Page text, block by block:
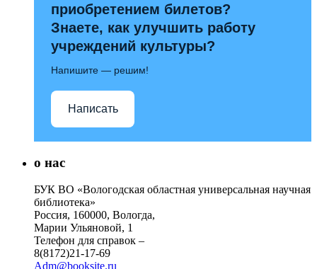
приобретением билетов?
Знаете, как улучшить работу
учреждений культуры?
Напишите — решим!
Написать
о нас
БУК ВО «Вологодская областная универсальная научная
библиотека»
Россия, 160000, Вологда,
Марии Ульяновой, 1
Телефон для справок –
8(8172)21-17-69
Adm@booksite.ru